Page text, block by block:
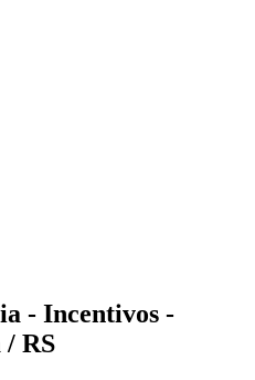
- Incentivos -
/ RS